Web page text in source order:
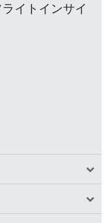
イトインサイ